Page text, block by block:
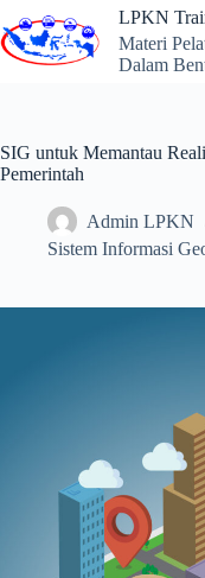
to
content
LPKN
Materi
Dalam
SIG untuk Memantau
Pemerintah
Admin LPKN
Sistem Informasi